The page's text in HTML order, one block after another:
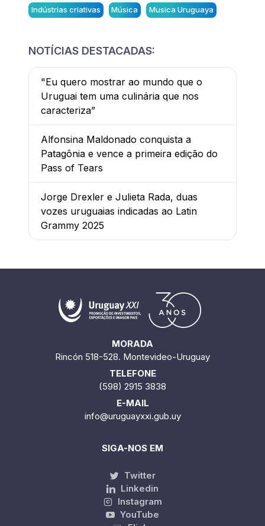
Indústrias criativas Música Musica Uruguaya
NOTÍCIAS DESTACADAS:
"Eu quero mostrar ao mundo que o
Uruguai tem uma culinária que nos
caracteriza”
Alfonsina Maldonado conquista a
Patagônia e vence a primeira edição do
Pass of Tears
Jorge Drexler e Julieta Rada, duas
vozes uruguaias indicadas ao Latin
Grammy 2025
MORADA
Rincón 518-528. Montevideo-Uruguay
TELEFONE
(598) 2915 3838
E-MAIL
info@uruguayxxi.gub.uy
SIGA-NOS EM
Twitter
Linkedin
Instagram
YouTube